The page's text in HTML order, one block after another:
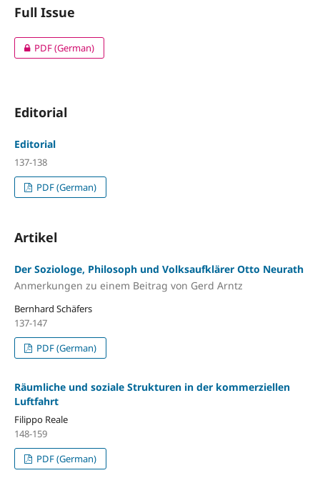
Full Issue
PDF (German)
Editorial
Editorial
137-138
PDF (German)
Artikel
Der Soziologe, Philosoph und Volksaufklärer Otto Neurath
Anmerkungen zu einem Beitrag von Gerd Arntz
Bernhard Schäfers
137-147
PDF (German)
Räumliche und soziale Strukturen in der kommerziellen
Luftfahrt
Filippo Reale
148-159
PDF (German)